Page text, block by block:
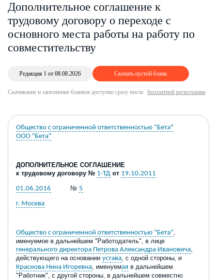
Дополнительное соглашение к
трудовому договору о переходе с
основного места работы на работу по
совместительству
Редакция 1 от 08.08.2026 Скачать пустой бланк
Скачивание и заполнение бланков доступно сразу после бесплатной регистрации
Общество с ограниченной ответственностью "Бета"
ООО "Бета"
ДОПОЛНИТЕЛЬНОЕ СОГЛАШЕНИЕ
к трудовому договору № 1-ТД от 19.10.2011
01.06.2016 № 5
г. Москва
Общество с ограниченной ответственностью "Бета"
именуемое в дальнейшем "Работодатель", в лице
генерального директора Петрова Александра Ивановича
действующего на основании устава , с одной стороны, и
Краснова Нина Игоревна , именуемая в дальнейшем
"Работник", с другой стороны, в дальнейшем совместно